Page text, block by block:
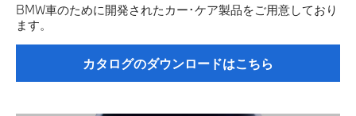
BMW車のために開発されたカー･ケア製品をご用意しており
ます。
カタログのダウンロードはこちら